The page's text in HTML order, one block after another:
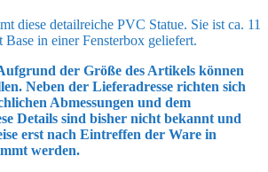
diese detailreiche PVC Statue. Sie ist ca. 11
in einer Fensterbox geliefert.
der Größe des Artikels können
Neben der Lieferadresse richten sich
Abmessungen und dem
Details sind bisher nicht bekannt und
erst nach Eintreffen der Ware in
werden.